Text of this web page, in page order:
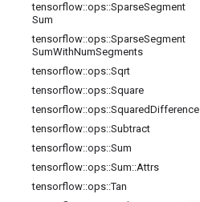
tensorflow::ops::SparseSegment
Sum
tensorflow::ops::SparseSegment
SumWithNumSegments
tensorflow::ops::Sqrt
tensorflow::ops::Square
tensorflow::ops::SquaredDifference
tensorflow::ops::Subtract
tensorflow::ops::Sum
tensorflow::ops::Sum::Attrs
tensorflow::ops::Tan
जुड़े रहें
ब्लॉग
फ़ोरम
GitHub
Twitter
YouTube